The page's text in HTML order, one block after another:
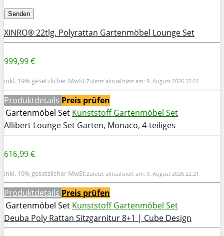
XINRO® 22tlg. Polyrattan Gartenmöbel Lounge Set
999,99 €
inkl. 19% gesetzlicher MwSt.Zuletzt aktualisiert am: 9. August 2026 22:21
Produktdetails Preis prüfen
Gartenmöbel Set Kunststoff Gartenmöbel Set
Allibert Lounge Set Garten, Monaco, 4-teiliges
616,99 €
inkl. 19% gesetzlicher MwSt.Zuletzt aktualisiert am: 9. August 2026 22:21
Produktdetails Preis prüfen
Gartenmöbel Set Kunststoff Gartenmöbel Set
Deuba Poly Rattan Sitzgarnitur 8+1 | Cube Design